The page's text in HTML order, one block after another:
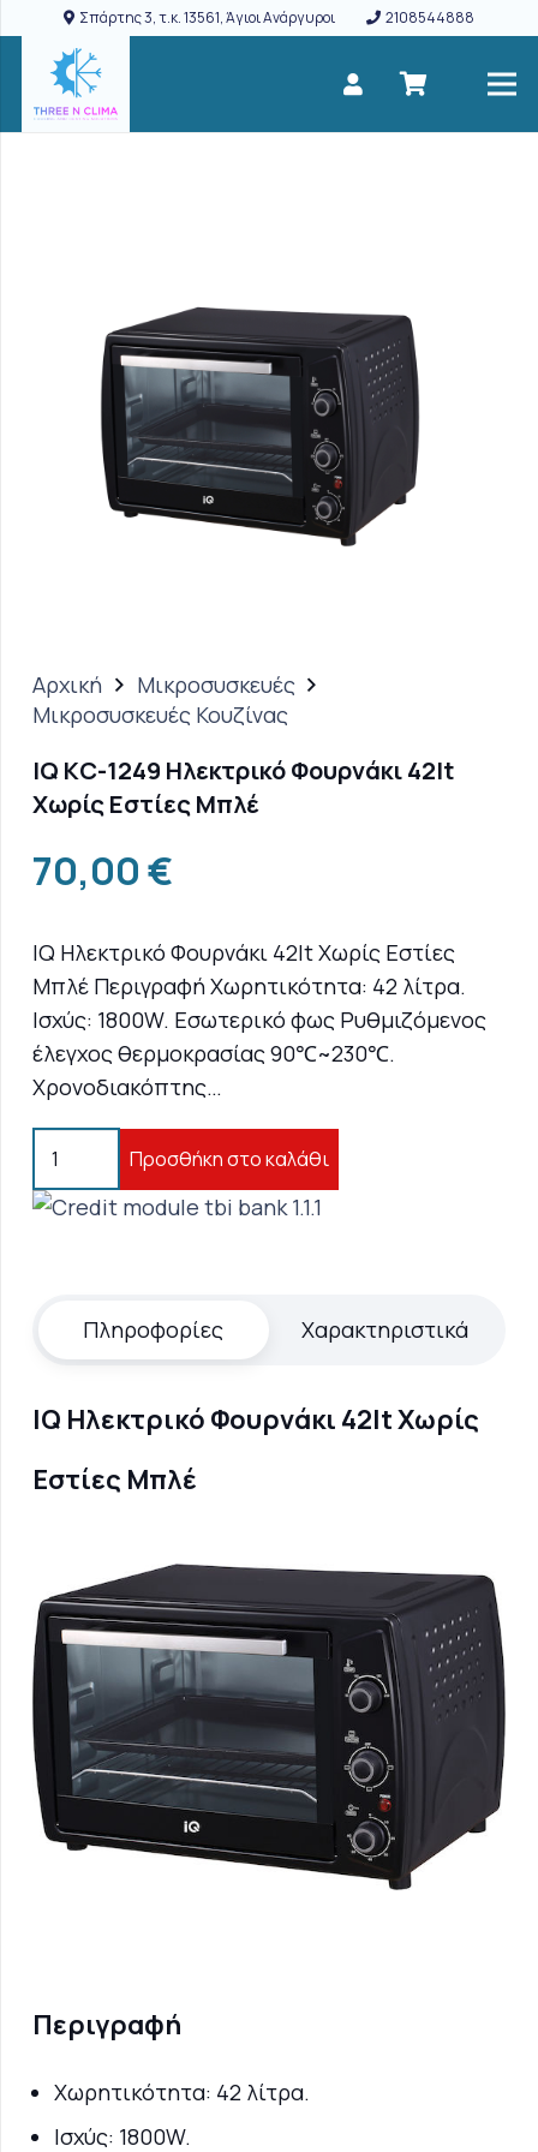
Σπάρτης 3, τ.κ. 13561, Άγιοι Ανάργυροι 2108544888
Αρχική
Μικροσυσκευές
Μικροσυσκευές Κουζίνας
IQ KC-1249 Ηλεκτρικό Φουρνάκι 42lt
Χωρίς Εστίες Μπλέ
70,00€
IQ Ηλεκτρικό Φουρνάκι 42lt Χωρίς Εστίες
Μπλέ Περιγραφή Χωρητικότητα: 42 λίτρα.
Ισχύς: 1800W. Εσωτερικό φως Ρυθμιζόμενος
έλεγχος θερμοκρασίας 90℃~230℃.
Χρονοδιακόπτης…
1249
Χωρίς
Μπλέ
Προσθήκη στο καλάθι
Πληροφορίες Χαρακτηριστικά
IQ Ηλεκτρικό Φουρνάκι 42lt Χωρίς
Εστίες Μπλέ
Περιγραφή
Χωρητικότητα: 42 λίτρα.
Ισχύς: 1800W.